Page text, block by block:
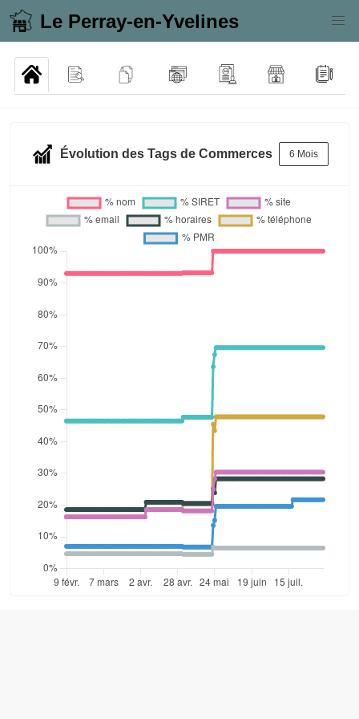
Le Perray-en-Yvelines
Évolution des Tags de Commerces 6 Mois